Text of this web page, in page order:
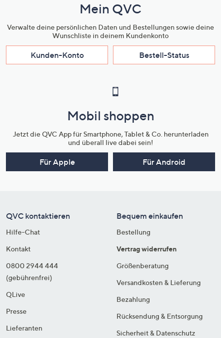
Mein QVC
Verwalte deine persönlichen Daten und Bestellungen sowie deine
Wunschliste in deinem Kundenkonto
Kunden-Konto Bestell-Status
Mobil shoppen
Jetzt die QVC App für Smartphone, Tablet & Co. herunterladen
und überall live dabei sein!
Für Apple Für Android
QVC kontaktieren
Hilfe-Chat
Kontakt
0800 2944 444
(gebührenfrei)
QLive
Presse
Lieferanten
Bequem einkaufen
Bestellung
Vertrag widerrufen
Größenberatung
Versandkosten & Lieferung
Bezahlung
Rücksendung & Entsorgung
Sicherheit & Datenschutz